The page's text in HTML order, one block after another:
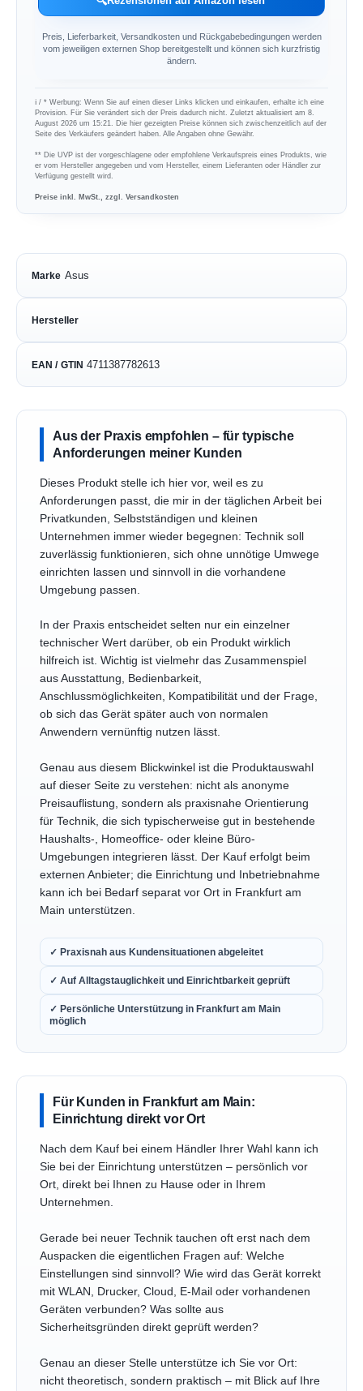
Preis, Lieferbarkeit, Versandkosten und Rückgabebedingungen werden
vom jeweiligen externen Shop bereitgestellt und können sich kurzfristig
ändern.
ℹ︎ / * Werbung: Wenn Sie auf einen dieser Links klicken und einkaufen, erhalte ich eine
Provision. Für Sie verändert sich der Preis dadurch nicht. Zuletzt aktualisiert am 8.
August 2026 um 15:21. Die hier gezeigten Preise können sich zwischenzeitlich auf der
Seite des Verkäufers geändert haben. Alle Angaben ohne Gewähr.
** Die UVP ist der vorgeschlagene oder empfohlene Verkaufspreis eines Produkts, wie
er vom Hersteller angegeben und vom Hersteller, einem Lieferanten oder Händler zur
Verfügung gestellt wird.
Preise inkl. MwSt., zzgl. Versandkosten
Marke Asus
Hersteller
EAN / GTIN 4711387782613
Aus der Praxis empfohlen – für typische
Anforderungen meiner Kunden
Dieses Produkt stelle ich hier vor, weil es zu
Anforderungen passt, die mir in der täglichen Arbeit bei
Privatkunden, Selbstständigen und kleinen
Unternehmen immer wieder begegnen: Technik soll
zuverlässig funktionieren, sich ohne unnötige Umwege
einrichten lassen und sinnvoll in die vorhandene
Umgebung passen.
In der Praxis entscheidet selten nur ein einzelner
technischer Wert darüber, ob ein Produkt wirklich
hilfreich ist. Wichtig ist vielmehr das Zusammenspiel
aus Ausstattung, Bedienbarkeit,
Anschlussmöglichkeiten, Kompatibilität und der Frage,
ob sich das Gerät später auch von normalen
Anwendern vernünftig nutzen lässt.
Genau aus diesem Blickwinkel ist die Produktauswahl
auf dieser Seite zu verstehen: nicht als anonyme
Preisauflistung, sondern als praxisnahe Orientierung
für Technik, die sich typischerweise gut in bestehende
Haushalts-, Homeoffice- oder kleine Büro-
Umgebungen integrieren lässt. Der Kauf erfolgt beim
externen Anbieter; die Einrichtung und Inbetriebnahme
kann ich bei Bedarf separat vor Ort in Frankfurt am
Main unterstützen.
✓ Praxisnah aus Kundensituationen abgeleitet
✓ Auf Alltagstauglichkeit und Einrichtbarkeit geprüft
✓ Persönliche Unterstützung in Frankfurt am Main
möglich
Für Kunden in Frankfurt am Main:
Einrichtung direkt vor Ort
Nach dem Kauf bei einem Händler Ihrer Wahl kann ich
Sie bei der Einrichtung unterstützen – persönlich vor
Ort, direkt bei Ihnen zu Hause oder in Ihrem
Unternehmen.
Gerade bei neuer Technik tauchen oft erst nach dem
Auspacken die eigentlichen Fragen auf: Welche
Einstellungen sind sinnvoll? Wie wird das Gerät korrekt
mit WLAN, Drucker, Cloud, E-Mail oder vorhandenen
Geräten verbunden? Was sollte aus
Sicherheitsgründen direkt geprüft werden?
Genau an dieser Stelle unterstütze ich Sie vor Ort:
nicht theoretisch, sondern praktisch – mit Blick auf Ihre